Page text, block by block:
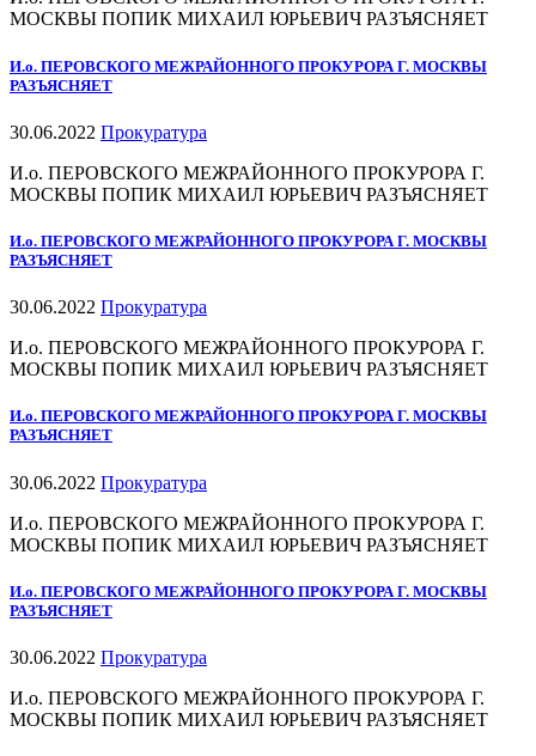
МОСКВЫ ПОПИК МИХАИЛ ЮРЬЕВИЧ РАЗЪЯСНЯЕТ
И.о. ПЕРОВСКОГО МЕЖРАЙОННОГО ПРОКУРОРА Г. МОСКВЫ
РАЗЪЯСНЯЕТ
30.06.2022 Прокуратура
И.о. ПЕРОВСКОГО МЕЖРАЙОННОГО ПРОКУРОРА Г.
МОСКВЫ ПОПИК МИХАИЛ ЮРЬЕВИЧ РАЗЪЯСНЯЕТ
И.о. ПЕРОВСКОГО МЕЖРАЙОННОГО ПРОКУРОРА Г. МОСКВЫ
РАЗЪЯСНЯЕТ
30.06.2022 Прокуратура
И.о. ПЕРОВСКОГО МЕЖРАЙОННОГО ПРОКУРОРА Г.
МОСКВЫ ПОПИК МИХАИЛ ЮРЬЕВИЧ РАЗЪЯСНЯЕТ
И.о. ПЕРОВСКОГО МЕЖРАЙОННОГО ПРОКУРОРА Г. МОСКВЫ
РАЗЪЯСНЯЕТ
30.06.2022 Прокуратура
И.о. ПЕРОВСКОГО МЕЖРАЙОННОГО ПРОКУРОРА Г.
МОСКВЫ ПОПИК МИХАИЛ ЮРЬЕВИЧ РАЗЪЯСНЯЕТ
И.о. ПЕРОВСКОГО МЕЖРАЙОННОГО ПРОКУРОРА Г. МОСКВЫ
РАЗЪЯСНЯЕТ
30.06.2022 Прокуратура
И.о. ПЕРОВСКОГО МЕЖРАЙОННОГО ПРОКУРОРА Г.
МОСКВЫ ПОПИК МИХАИЛ ЮРЬЕВИЧ РАЗЪЯСНЯЕТ